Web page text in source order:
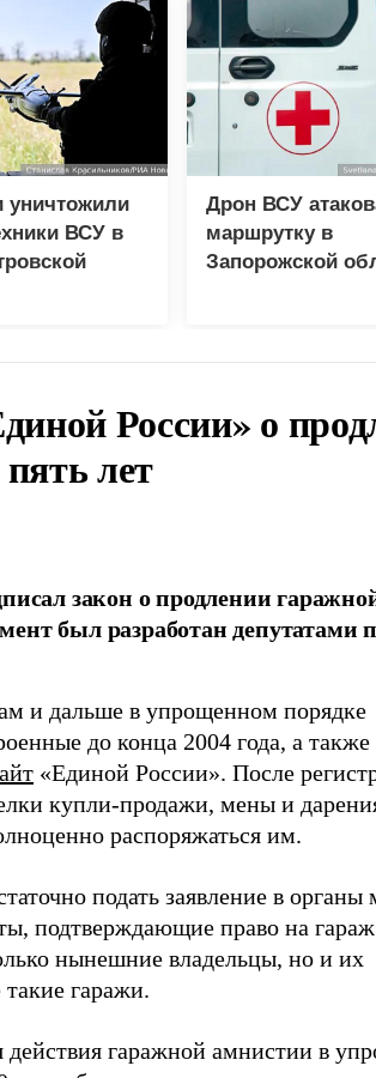
уничтожили
ВСУ в
Дрон ВСУ
маршрутку в
Запорожской
России» о
лет
закон о продлении
был разработан депутатами
и дальше в упрощенном порядке
до конца 2004 года, а также
«Единой России». После
купли-продажи, мены и
распоряжаться им.
подать заявление в органы
подтверждающие право на
нынешние владельцы, но и их
гаражи.
гаражной амнистии в